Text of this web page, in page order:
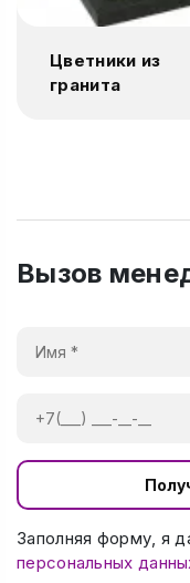
Цветники из
гранита
Вызов
Заполняя форму, я
персональных